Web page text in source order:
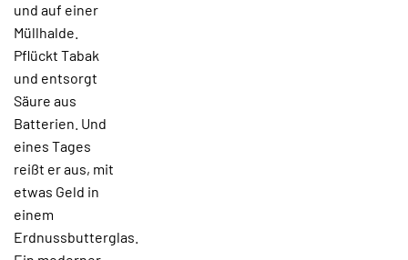
und auf einer
Müllhalde.
Pflückt Tabak
und entsorgt
Säure aus
Batterien. Und
eines Tages
reißt er aus, mit
etwas Geld in
einem
Erdnussbutterglas.